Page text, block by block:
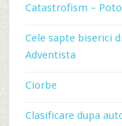
Catastrofism –
Cele sapte biserici
Adventista
Ciorbe
Clasificare dupa